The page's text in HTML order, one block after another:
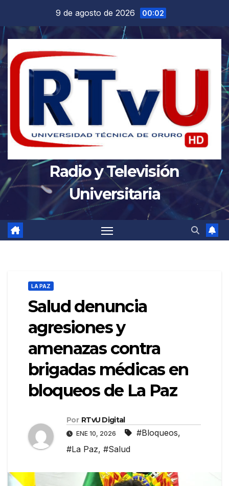
contenido
9 de agosto de 2026 00:02
Radio y Televisión
Universitaria
LA PAZ
Salud denuncia
agresiones y
amenazas contra
brigadas médicas en
bloqueos de La Paz
Por RTvU Digital
ENE 10, 2026 #Bloqueos,
#La Paz, #Salud